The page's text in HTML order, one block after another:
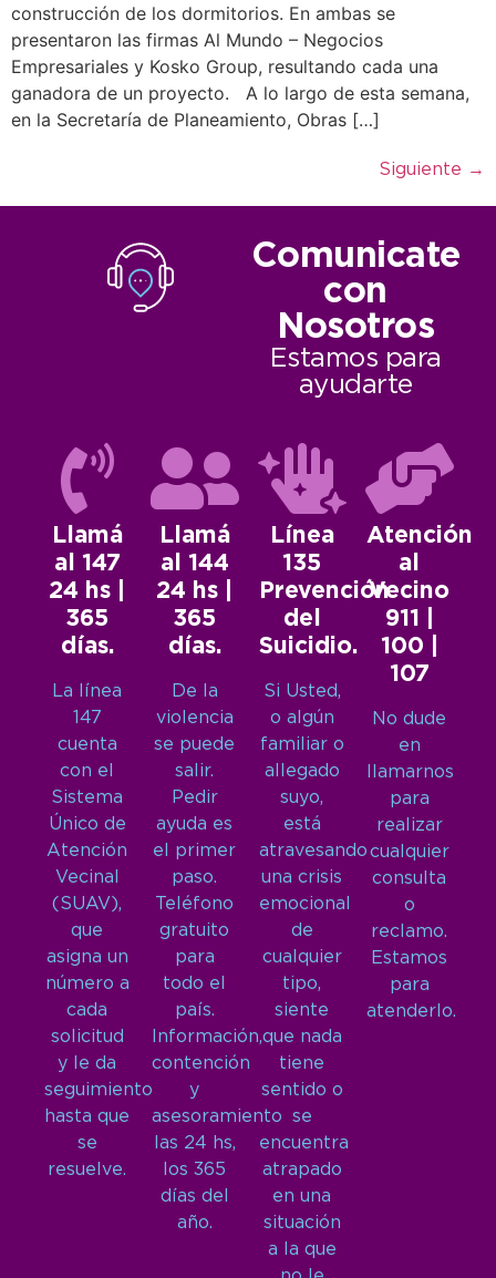
construcción de los dormitorios. En ambas se
presentaron las firmas Al Mundo – Negocios
Empresariales y Kosko Group, resultando cada una
ganadora de un proyecto. A lo largo de esta semana,
en la Secretaría de Planeamiento, Obras […]
Siguiente →
Comunicate
con
Nosotros
Estamos para
ayudarte
Llamá
al 147
24 hs |
365
días.
La línea
147
cuenta
con el
Sistema
Único de
Atención
Vecinal
(SUAV),
que
asigna un
número a
cada
solicitud
y le da
seguimiento
hasta que
se
resuelve.
Llamá
al 144
24 hs |
365
días.
De la
violencia
se puede
salir.
Pedir
ayuda es
el primer
paso.
Teléfono
gratuito
para
todo el
país.
Información,
contención
y
asesoramiento
las 24 hs,
los 365
días del
año.
Línea
135
Prevención
del
Suicidio.
Si Usted,
o algún
familiar o
allegado
suyo,
está
atravesando
una crisis
emocional
de
cualquier
tipo,
siente
que nada
tiene
sentido o
se
encuentra
atrapado
en una
situación
a la que
Atención
al
Vecino
911 |
100 |
107
No dude
en
llamarnos
para
realizar
cualquier
consulta
o
reclamo.
Estamos
para
atenderlo.